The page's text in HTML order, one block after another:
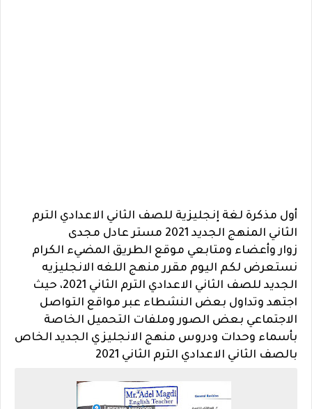
أول مذكرة لغة إنجليزية للصف الثاني الاعدادي الترم
الثاني المنهج الجديد 2021 مستر عادل مجدى
زوار وأعضاء ومتابعي موقع الطريق المضيء الكرام
نستعرض لكم اليوم مقرر منهج اللغه الانجليزيه
الجديد للصف الثاني الاعدادي الترم الثاني 2021، حيث
اجتهد وتداول بعض النشطاء عبر مواقع التواصل
الاجتماعي بعض الصور وملفات التحميل الخاصة
بأسماء وحدات ودروس منهج الانجليزي الجديد الخاص
بالصف الثاني الاعدادي الترم الثاني 2021